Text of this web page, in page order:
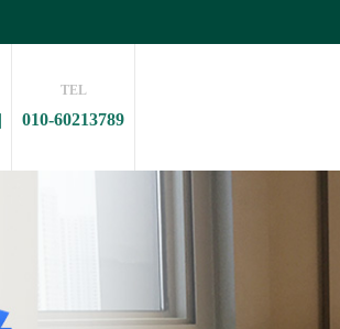
TEL
010-60213789